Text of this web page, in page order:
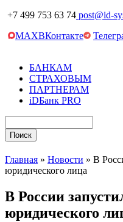
+7 499 753 63 74 post@id-
MAXВКонтакте
БАНКАМ
СТРАХОВЫМ
ПАРТНЕРАМ
iDБанк PRO
Главная » Новости » В
юридического лица
В России
юридического